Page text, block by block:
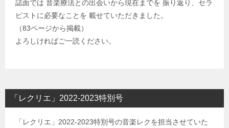
誌面では 音楽療法との出会いから現在までを 振り返り、セラ
ピストに必要なことを 載せていただきました。
（83ページから掲載）
よろしければご一読ください。
「レクリエ」2022-2023特別号
「レクリエ」2022-2023特別号の音楽レクを担当させていた